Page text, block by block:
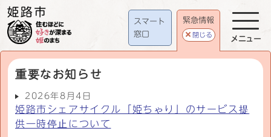
スマート
窓口
緊急情報
閉じる
重要なお知らせ
2026年8月4日
姫路市シェアサイクル「姫ちゃり」のサービス提
供一時停止について
メニュー